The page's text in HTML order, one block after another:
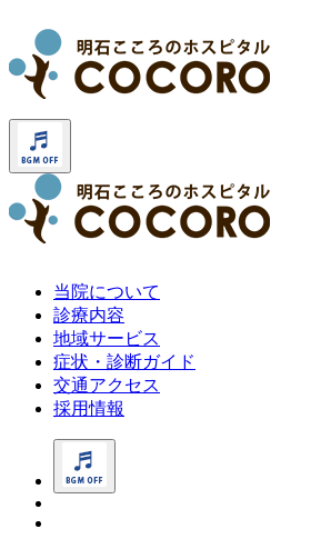
当院について
診療内容
地域サービス
症状・診断ガイド
交通アクセス
採用情報